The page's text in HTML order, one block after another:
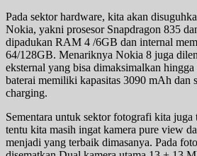
Pada sektor hardware, kita akan
Nokia, yakni prosesor Snapdragon 835
dipadukan RAM 4 /6GB dan internal
64/128GB. Menariknya Nokia 8 juga
eksternal yang bisa dimaksimalkan
baterai memiliki kapasitas 3090 mAh dan
charging.
Sementara untuk sektor fotografi kita juga
tentu kita masih ingat kamera pure view
menjadi yang terbaik dimasanya. Pada